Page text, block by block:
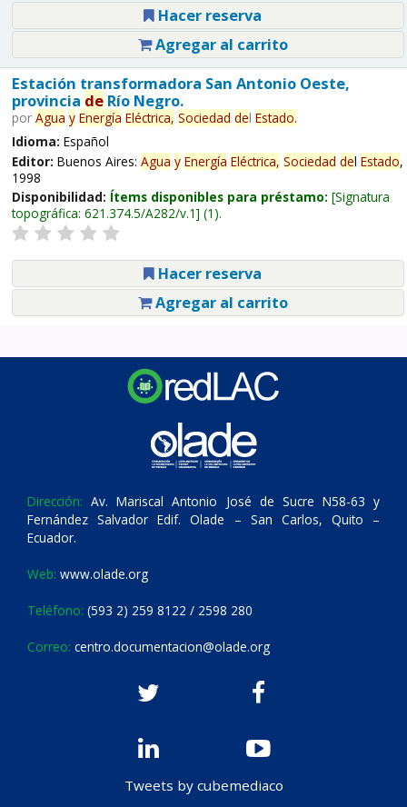
Hacer reserva
Agregar al carrito
Estación transformadora San Antonio Oeste,
provincia deRío Negro.
por Agua y Energía Eléctrica, Sociedad del Estado.
Idioma: Español
Editor: Buenos Aires: Agua y Energía Eléctrica, Sociedad del Estado,
1998
Disponibilidad: Ítems disponibles para préstamo: Signatura
topográfica: 621.374.5/A282/v.1 (1).
Hacer reserva
Agregar al carrito
Dirección: Av. Mariscal Antonio José de Sucre N58-63 y
Fernández Salvador Edif. Olade – San Carlos, Quito –
Ecuador.
Web: www.olade.org
Teléfono: (593 2) 259 8122 / 2598 280
Correo: centro.documentacion@olade.org
Tweets by cubemediaco